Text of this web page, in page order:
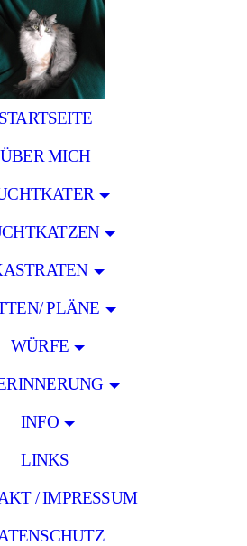
STARTSEITE
ÜBER MICH
PLÄNE
WÜRFE
INFO
LINKS
/ IMPRESSUM